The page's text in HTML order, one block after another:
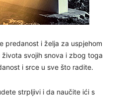
predanost i želja za uspjehom
svojih snova i zbog toga
i srce u sve što radite.
strpljivi i da naučite ići s